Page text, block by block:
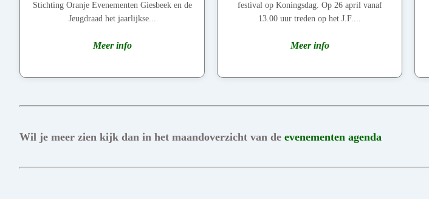
Stichting Oranje Evenementen Giesbeek en de
Jeugdraad het jaarlijkse...
Meer info
festival op Koningsdag. Op 26 april vanaf
13.00 uur treden op het J.F....
Meer info
Wil je meer zien kijk dan in het maandoverzicht van de evenementen agenda